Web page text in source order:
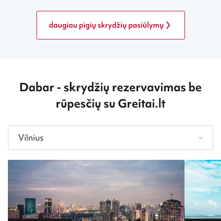
daugiau pigių skrydžių pasiūlymų
Dabar- skrydžių rezervavimas be
rūpesčių su Greitai.lt
Vilnius